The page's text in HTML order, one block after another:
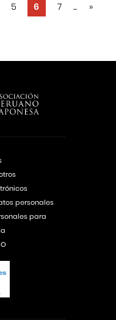
5 6 7 ... »
personales
para